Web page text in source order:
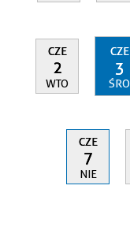
CZE
2
WTO
CZE
3
ŚRO
CZE
7
NIE